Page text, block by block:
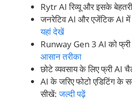
Rytr AI रिव्यू और इसके
जनरेटिव AI और एजेंटिक AI में
यहां देखें
Runway Gen 3 AI को
आसान तरीका
छोटे व्यवसाय के लिए फ्री AI
AI के जरिए फोटो एडिटिंग के
सीखें:जल्दी पढ़ें